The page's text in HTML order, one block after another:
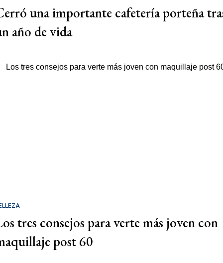
una importante cafetería porteña
año de vida
tres consejos para verte más joven con
post 60